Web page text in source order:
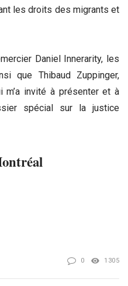
les droits des migrants et
Daniel Innerarity, les
que Thibaud Zuppinger,
m’a invité à présenter et à
spécial sur la justice
0 1305